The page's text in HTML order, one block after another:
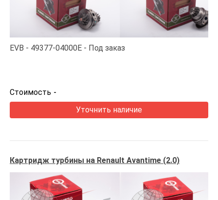
EVB 49377-04000E Под заказ
Стоимость -
Уточнить наличие
Картридж турбины на Renault Avantime (2.0)